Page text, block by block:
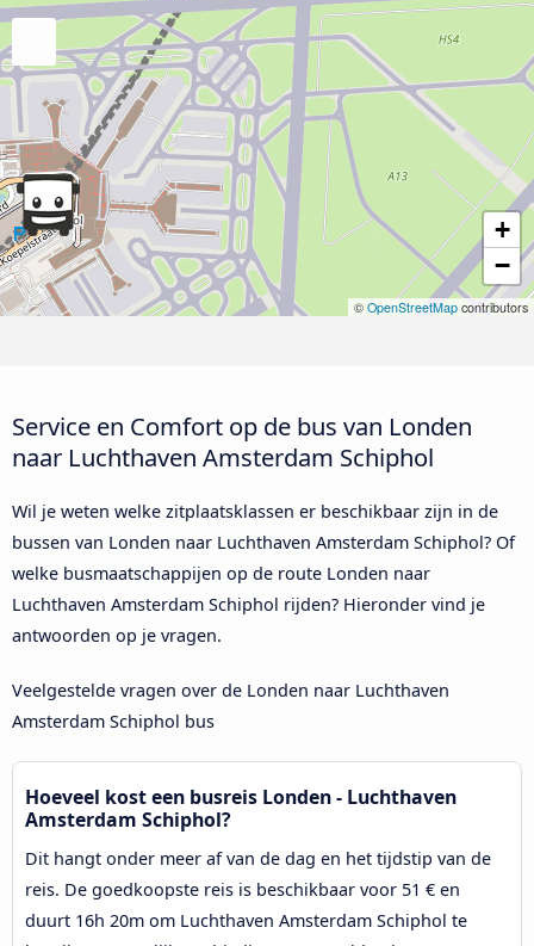
+
−
© OpenStreetMap contributors
Service en Comfort op de bus van Londen
naar Luchthaven Amsterdam Schiphol
Wil je weten welke zitplaatsklassen er beschikbaar zijn in de
bussen van Londen naar Luchthaven Amsterdam Schiphol? Of
welke busmaatschappijen op de route Londen naar
Luchthaven Amsterdam Schiphol rijden? Hieronder vind je
antwoorden op je vragen.
Veelgestelde vragen over de Londen naar Luchthaven
Amsterdam Schiphol bus
Hoeveel kost een busreis Londen - Luchthaven
Amsterdam Schiphol?
Dit hangt onder meer af van de dag en het tijdstip van de
reis. De goedkoopste reis is beschikbaar voor 51 € en
duurt 16h 20m om Luchthaven Amsterdam Schiphol te